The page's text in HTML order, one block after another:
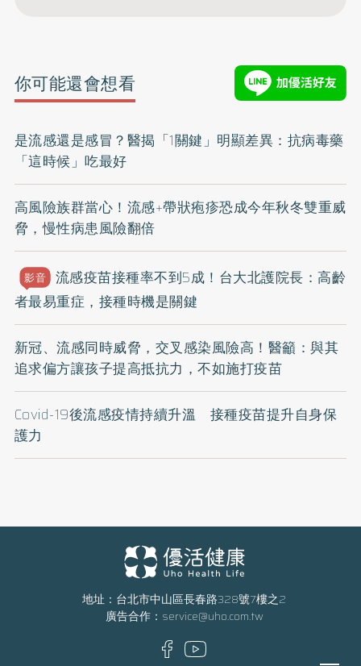
你可能還會想看
是流感還是感冒？醫揭「1關鍵」明顯差異：抗病毒藥
「這時候」吃最好
高風險族群當心！流感+帶狀疱疹恐成今年秋冬雙重威
脅，慢性病患風險翻倍
影音
流感疫苗接種率不到5成！台大北護院長：高齡
者最易重症，接種時機是關鍵
新冠、流感同時威脅，交叉感染風險高！醫籲：與其
追求偏方讓孩子提高抵抗力，不如施打疫苗
Covid-19後流感疫情持續升溫 接種疫苗提升自身保
護力
地址：台北市中山區長春路328號7樓之2
廣告合作： service@uho.com.tw